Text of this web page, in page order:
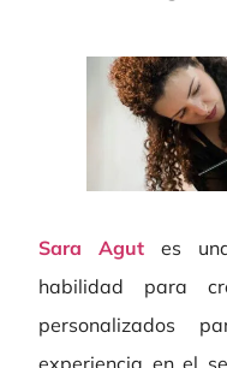
Sara Agutes una
habilidad para
personalizados
experiencia en el